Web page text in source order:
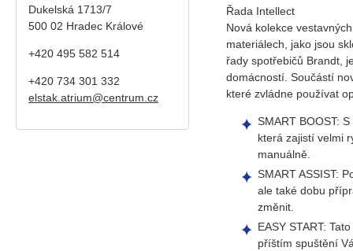
Řada Intellect
Nová kolekce
materiálech, jako jsou
řady spotřebičů Brandt,
domácností. Součástí
které zvládne používat
SMART BOOST:
která zajistí velmi
manuálně.
SMART ASSIST:
ale také dobu
změnit.
EASY START:
příštím spuštění
Dukelská 1713/7
500 02 Hradec Králové
+420 495 582 514
+420 734 301 332
elstak.atrium@centrum.cz